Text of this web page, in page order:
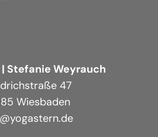
Stefanie Weyrauch
47
Wiesbaden